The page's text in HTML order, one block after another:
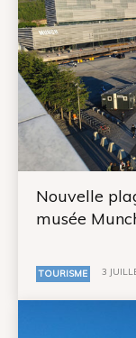
Nouvelle
musée
TOURISME 3